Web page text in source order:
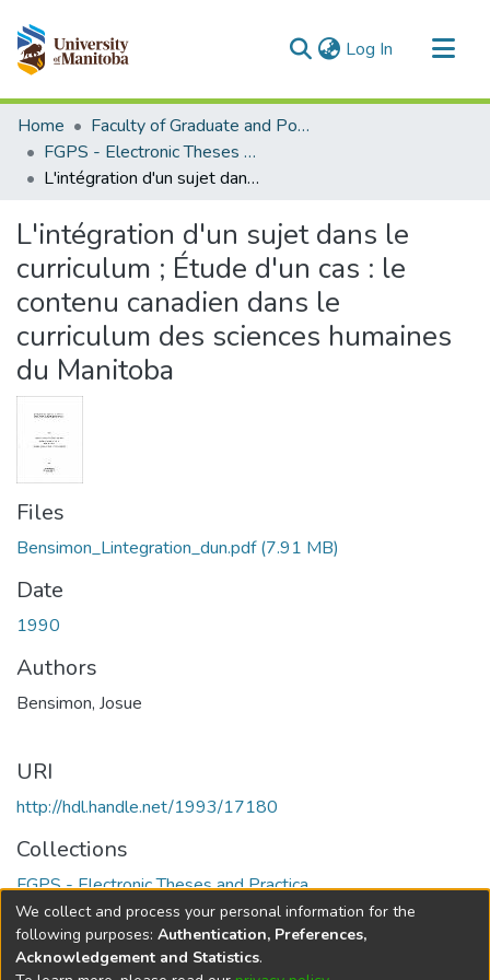
Log In (current)
Communities & Collections
All of MSpace
Statistics
Home
Faculty of Graduate and Postdoctoral Studies (Electronic Theses and Practica)
FGPS - Electronic Theses and Practica
L'intégration d'un sujet dans le curriculum ; Étude d'un cas : le contenu canadien dans le curriculum des sciences humaines du Manitoba
L'intégration d'un sujet dans le
curriculum ; Étude d'un cas : le
contenu canadien dans le
curriculum des sciences humaines
du Manitoba
Files
Bensimon_Lintegration_dun.pdf(7.91 MB)
Date
1990
Authors
Bensimon, Josue
URI
http://hdl.handle.net/1993/17180
Collections
FGPS - Electronic Theses and Practica
Full item page
We collect and process your personal information for the
following purposes: Authentication, Preferences,
Acknowledgement and Statistics.